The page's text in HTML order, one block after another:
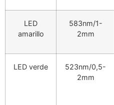
LED
amarillo
583nm/1-
2mm
LED verde
523nm/0,5-
2mm